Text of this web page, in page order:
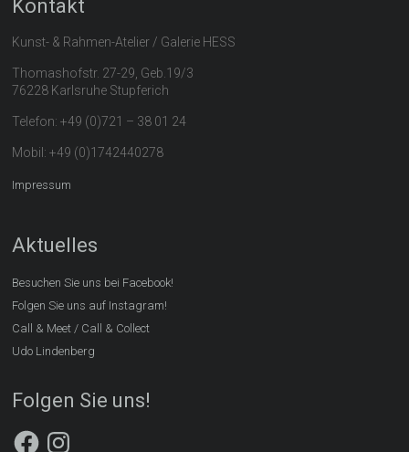
Kontakt
Kunst- & Rahmen-Atelier / Galerie HESS
Thomashofstr. 27-29, Geb.19/3
76228 Karlsruhe Stupferich
Telefon: +49 (0)721 – 38 01 24
Mobil: +49 (0)1742440278
Impressum
Aktuelles
Besuchen Sie uns bei Facebook!
Folgen Sie uns auf Instagram!
Call & Meet / Call & Collect
Udo Lindenberg
Folgen Sie uns!
FacebookInstagram